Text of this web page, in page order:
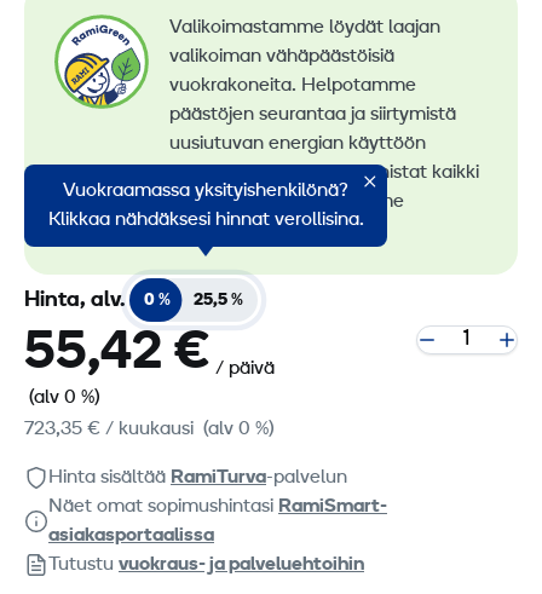
Valikoimastamme löydät laajan
valikoiman vähäpäästöisiä
vuokrakoneita. Helpotamme
päästöjen seurantaa ja siirtymistä
uusiutuvan energian käyttöön
konevuokrauksessa. Tunnistat kaikki
vähäpäästöiset koneemme
RamiGreen-merkistä.
Vuokraamassa yksityishenkilönä?
Klikkaa nähdäksesi hinnat verollisina.
Hinta, alv. 0 % 25,5 %
55,42 € / päivä
(alv 0 %)
723,35 € / kuukausi (alv 0 %)
Hinta sisältää RamiTurva-palvelun
Näet omat sopimushintasi RamiSmart-
asiakasportaalissa
Tutustu vuokraus- ja palveluehtoihin